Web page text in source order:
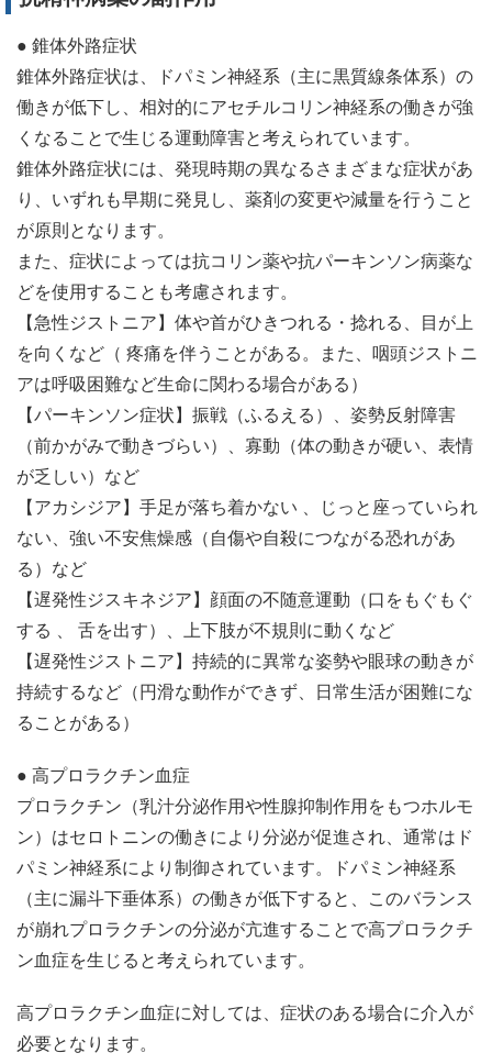
● 錐体外路症状
錐体外路症状は、ドパミン神経系（主に黒質線条体系）の
働きが低下し、相対的にアセチルコリン神経系の働きが強
くなることで生じる運動障害と考えられています。
錐体外路症状には、発現時期の異なるさまざまな症状があ
り、いずれも早期に発見し、薬剤の変更や減量を行うこと
が原則となります。
また、症状によっては抗コリン薬や抗パーキンソン病薬な
どを使用することも考慮されます。
【急性ジストニア】体や首がひきつれる・捻れる、目が上
を向くなど（ 疼痛を伴うことがある。また、咽頭ジストニ
アは呼吸困難など生命に関わる場合がある）
【パーキンソン症状】振戦（ふるえる）、姿勢反射障害
（前かがみで動きづらい）、寡動（体の動きが硬い、表情
が乏しい）など
【アカシジア】手足が落ち着かない 、じっと座っていられ
ない、強い不安焦燥感（自傷や自殺につながる恐れがあ
る）など
【遅発性ジスキネジア】顔面の不随意運動（口をもぐもぐ
する 、 舌を出す）、上下肢が不規則に動くなど
【遅発性ジストニア】持続的に異常な姿勢や眼球の動きが
持続するなど（円滑な動作ができず、日常生活が困難にな
ることがある）
● 高プロラクチン血症
プロラクチン（乳汁分泌作用や性腺抑制作用をもつホルモ
ン）はセロトニンの働きにより分泌が促進され、通常はド
パミン神経系により制御されています。ドパミン神経系
（主に漏斗下垂体系）の働きが低下すると、このバランス
が崩れプロラクチンの分泌が亢進することで高プロラクチ
ン血症を生じると考えられています。
高プロラクチン血症に対しては、症状のある場合に介入が
必要となります。